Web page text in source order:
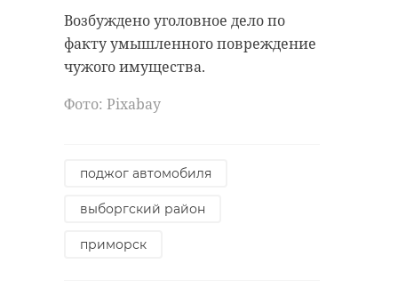
Возбуждено уголовное дело по
факту умышленного повреждение
чужого имущества.
Фото: Pixabay
поджог автомобиля
выборгский район
приморск
беды, которая
пришла в эту страну.
Жители
всегда отличались
неравнодушием. И
помощи для
Сирийской Арабской